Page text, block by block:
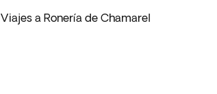
Viajes a Ronería de Chamarel